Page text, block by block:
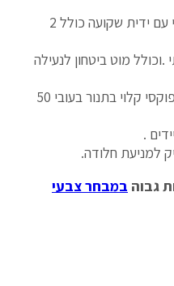
ארון מתכת דלת אחת משרדי עם ידית שקועה כולל 2
מוט ביטחון לנעילה
ארון מתכת למשרד צבוע באפוקסי קלוי בתנור בעובי 50
למניעת חלודה.
גבוה במבחר צבעי